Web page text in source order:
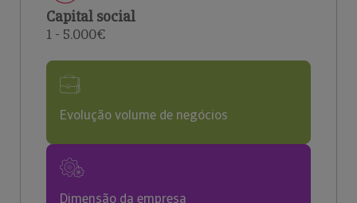
Capital social
1 - 5.000€
Evolução volume de negócios
Dimensão da empresa